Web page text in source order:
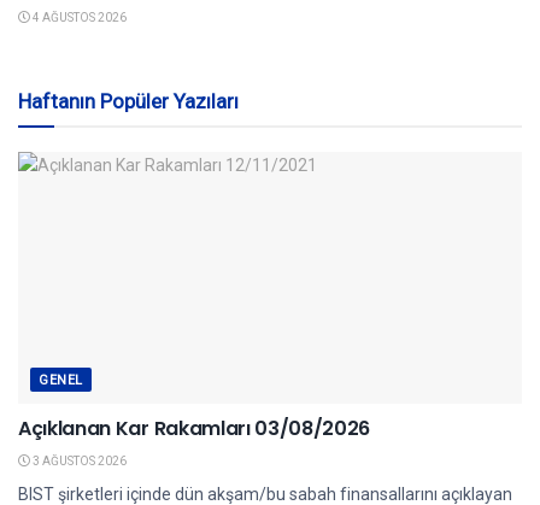
4 AĞUSTOS 2026
Haftanın Popüler Yazıları
GENEL
Açıklanan Kar Rakamları 03/08/2026
3 AĞUSTOS 2026
BIST şirketleri içinde dün akşam/bu sabah finansallarını açıklayan